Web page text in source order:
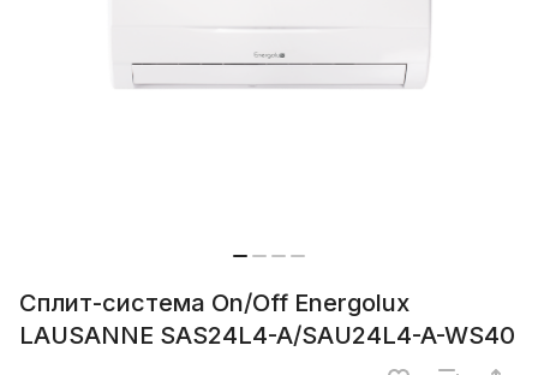
Сплит-система On/Off Energolux
LAUSANNE SAS24L4-A/SAU24L4-A-WS40